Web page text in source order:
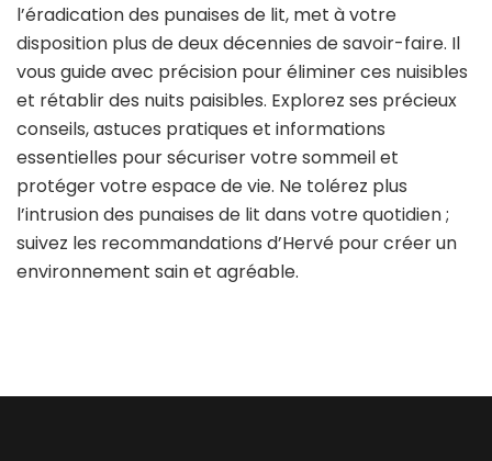
l’éradication des punaises de lit, met à votre
disposition plus de deux décennies de savoir-faire. Il
vous guide avec précision pour éliminer ces nuisibles
et rétablir des nuits paisibles. Explorez ses précieux
conseils, astuces pratiques et informations
essentielles pour sécuriser votre sommeil et
protéger votre espace de vie. Ne tolérez plus
l’intrusion des punaises de lit dans votre quotidien ;
suivez les recommandations d’Hervé pour créer un
environnement sain et agréable.